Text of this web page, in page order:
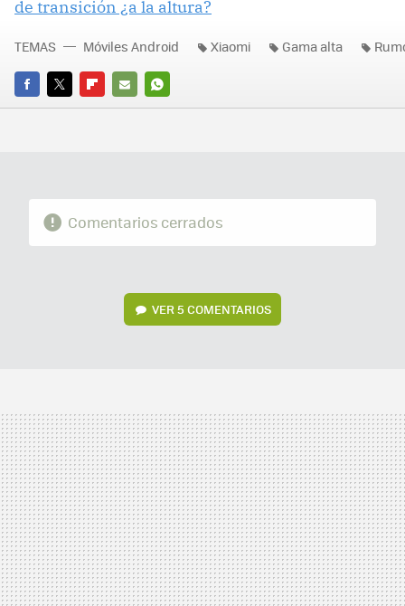
de transición ¿a la altura?
FACEBOOK
TWITTERFLIPBOARD
E-
WHATSAPP
TEMAS Móviles Android Xiaomi Gama alta
Comentarios cerrados
VER5 COMENTARIOS